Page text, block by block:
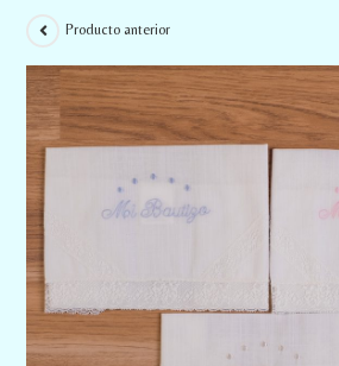
Producto anterior